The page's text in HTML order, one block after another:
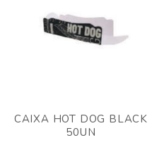
CAIXA HOT DOG BLACK
50UN